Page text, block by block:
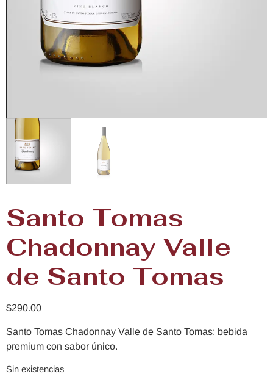
Santo Tomas
Chadonnay Valle
de Santo Tomas
$290.00
Santo Tomas Chadonnay Valle de Santo Tomas: bebida
premium con sabor único.
Sin existencias